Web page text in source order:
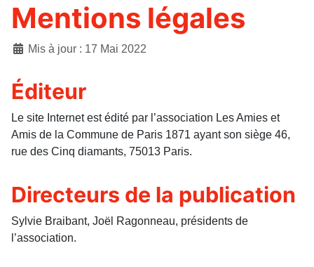
Mentions légales
DétailsMis à jour : 17 Mai 2022
Éditeur
Le site Internet est édité par l’association Les Amies et
Amis de la Commune de Paris 1871 ayant son siège 46,
rue des Cinq diamants, 75013 Paris.
Directeurs de la publication
Sylvie Braibant, Joël Ragonneau, présidents de
l’association.